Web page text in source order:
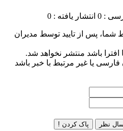
: 0 انتشار یافته : 0
پس از تایید توسط مدیران
باشد منتشر نخواهد شد.
فارسی یا غیر مرتبط با خبر باشد
نظر پاک کردن !